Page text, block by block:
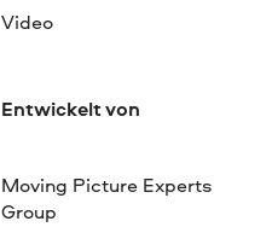
Video
Entwickelt von
Moving Picture Experts
Group